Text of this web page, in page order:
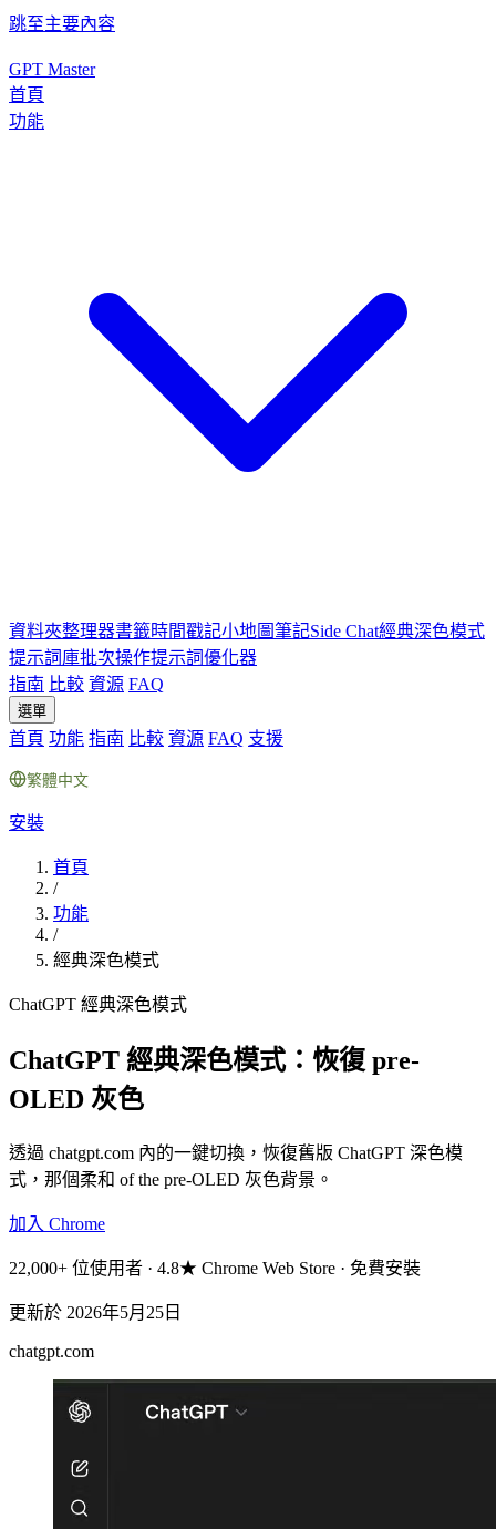
跳至主要內容
GPT Master
首頁
功能
資料夾整理器書籤時間戳記小地圖筆記Side Chat經典深色模式
提示詞庫批次操作提示詞優化器
指南 比較 資源 FAQ
選單
首頁 功能 指南 比較 資源 FAQ 支援
繁體中文
安裝
首頁
/
功能
/
經典深色模式
ChatGPT 經典深色模式
ChatGPT 經典深色模式：恢復 pre-
OLED 灰色
透過 chatgpt.com 內的一鍵切換，恢復舊版 ChatGPT 深色模
式，那個柔和 of the pre-OLED 灰色背景。
加入 Chrome
22,000+ 位使用者 · 4.8★ Chrome Web Store · 免費安裝
更新於 2026年5月25日
chatgpt.com